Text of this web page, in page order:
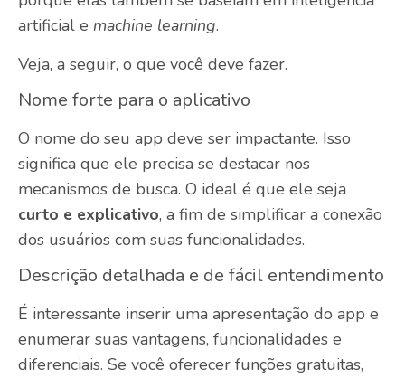
artificial e machine learning.
Veja, a seguir, o que você deve fazer.
Nome forte para o aplicativo
O nome do seu app deve ser impactante. Isso
significa que ele precisa se destacar nos
mecanismos de busca. O ideal é que ele seja
curto e explicativo, a fim de simplificar a conexão
dos usuários com suas funcionalidades.
Descrição detalhada e de fácil entendimento
É interessante inserir uma apresentação do app e
enumerar suas vantagens, funcionalidades e
diferenciais. Se você oferecer funções gratuitas,